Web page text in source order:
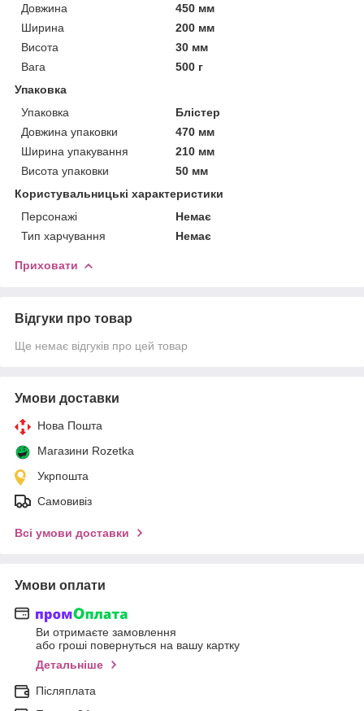
Довжина
450 мм
Ширина
200 мм
Висота
30 мм
Вага
500 г
Упаковка
Упаковка
Блістер
Довжина упаковки
470 мм
Ширина упакування
210 мм
Висота упаковки
50 мм
Користувальницькі характеристики
Персонажі
Немає
Тип харчування
Немає
Приховати
Відгуки про товар
Ще немає відгуків про цей товар
Умови доставки
Нова Пошта
Магазини Rozetka
Укрпошта
Самовивіз
Всі умови доставки
Умови оплати
Ви отримаєте замовлення
або гроші повернуться на вашу картку
Детальніше
Післяплата